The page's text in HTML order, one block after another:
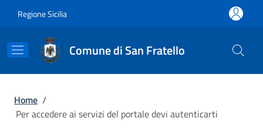
Regione Sicilia
Comune di San Fratello
Briciole di pane
Home /
Per accedere ai servizi del portale devi autenticarti